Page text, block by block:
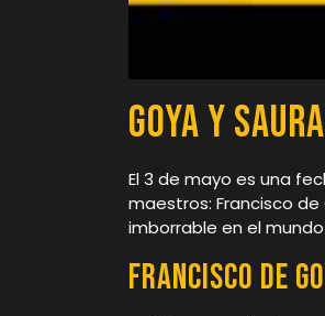
Goya y
El 3 de mayo es una
maestros: Francisco
imborrable en el
Francisco de